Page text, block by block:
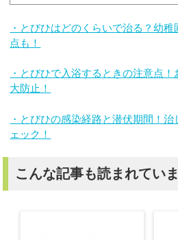
・とびひはどのくらいで治る？幼
点も！
・とびひで入浴するときの注意点
大防止！
・とびひの感染経路と潜伏期間！
ェック！
こんな記事も読まれてい